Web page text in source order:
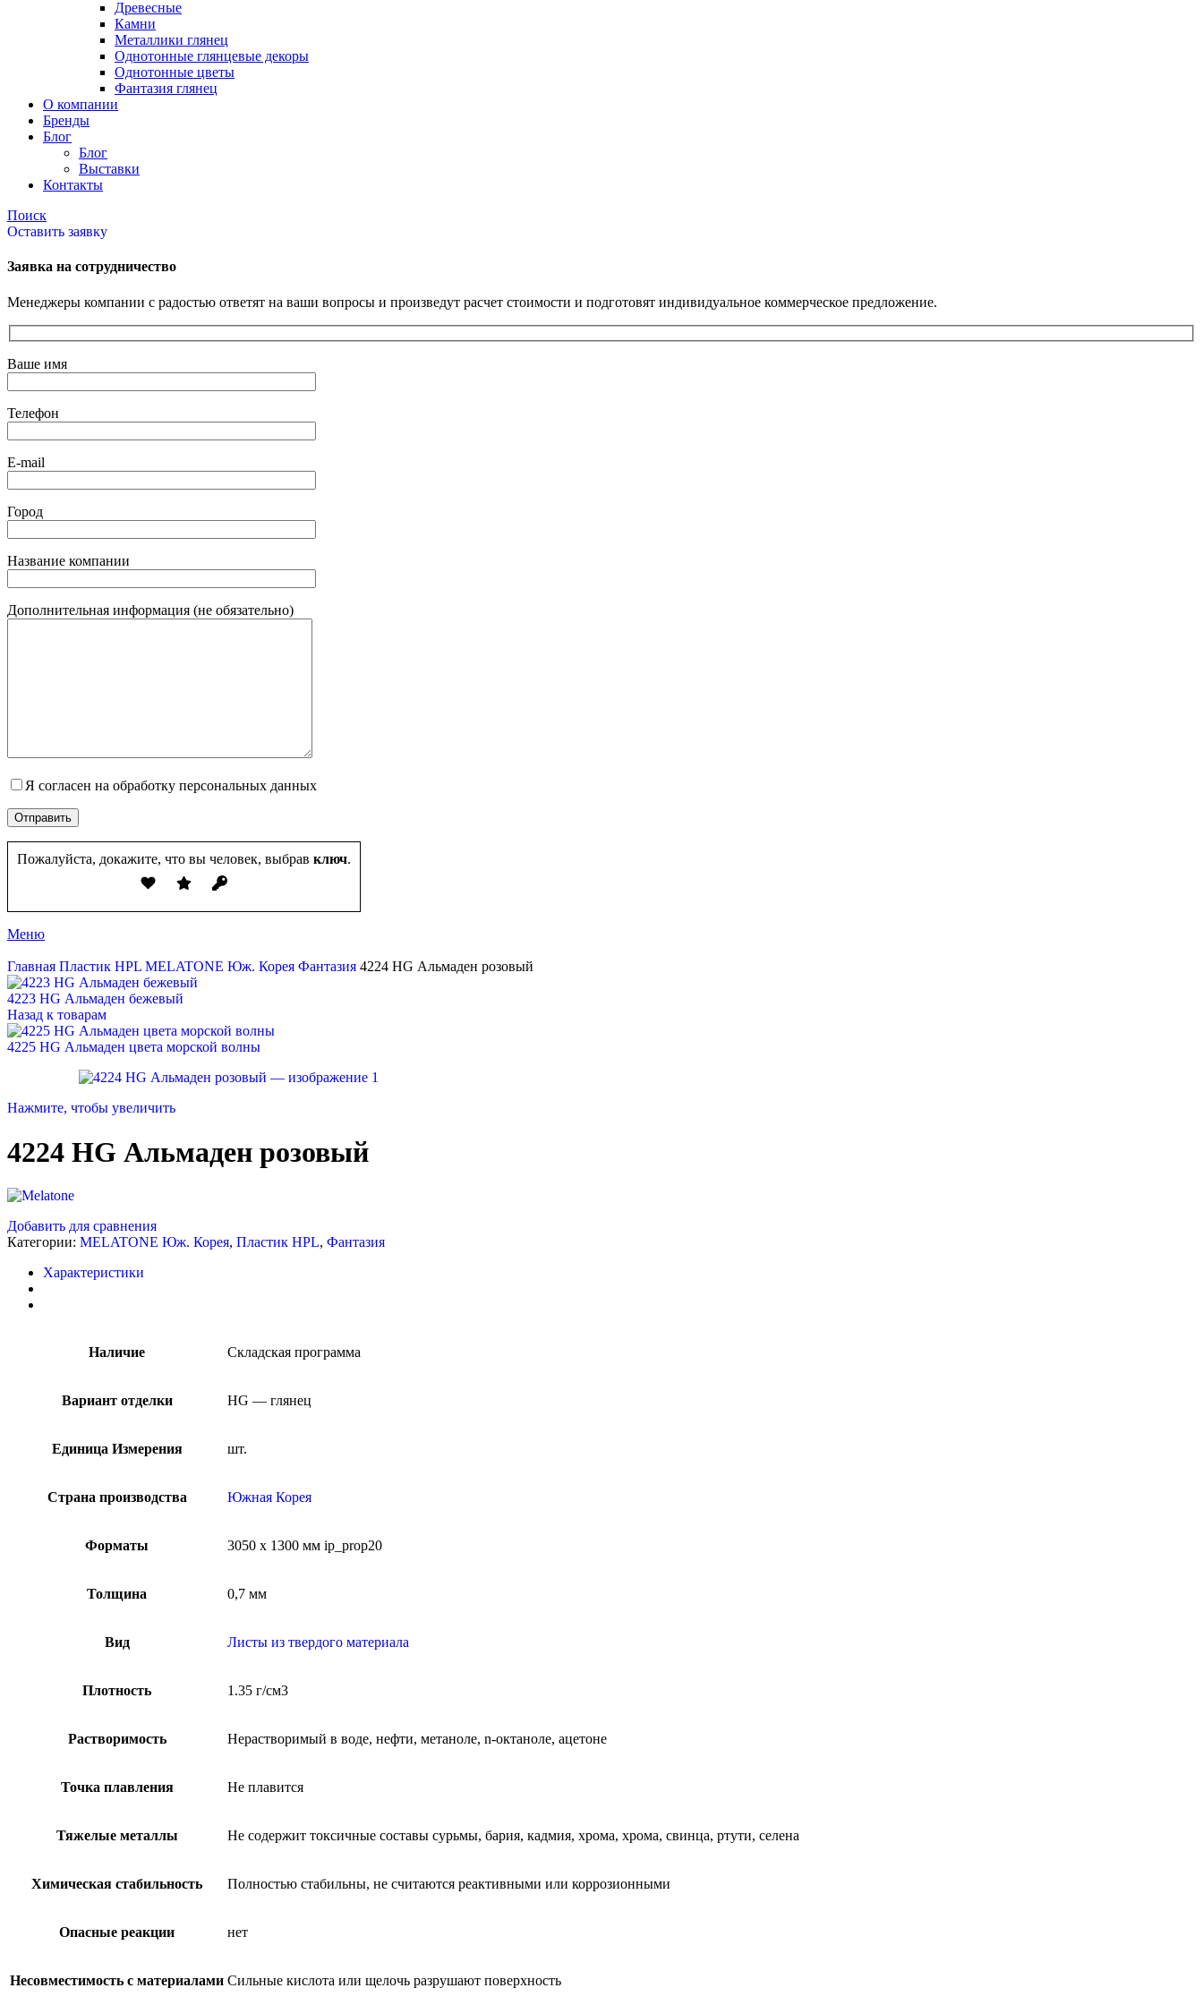
Древесные
Камни
Металлики глянец
Однотонные глянцевые декоры
Однотонные цветы
Фантазия глянец
О компании
Бренды
Блог
Блог
Выставки
Контакты
Поиск
Оставить заявку
Заявка на сотрудничество
Менеджеры компании с радостью ответят на ваши вопросы и произведут расчет стоимости и подготовят индивидуальное коммерческое предложение.
Ваше имя
Телефон
E-mail
Город
Название компании
Дополнительная информация (не обязательно)
Я согласен на обработку персональных данных
Пожалуйста, докажите, что вы человек, выбрав ключ.
Меню
Главная Пластик HPL MELATONE Юж. Корея Фантазия 4224 HG Альмаден розовый
4223 HG Альмаден бежевый
Назад к товарам
4225 HG Альмаден цвета морской волны
Нажмите, чтобы увеличить
4224 HG Альмаден розовый
Добавить для сравнения
Категории: MELATONE Юж. Корея, Пластик HPL, Фантазия
Характеристики
Наличие Складская программа
Вариант отделки HG — глянец
Единица Измерения шт.
Страна производства Южная Корея
Форматы 3050 x 1300 мм ip_prop20
Толщина 0,7 мм
Вид Листы из твердого материала
Плотность 1.35 г/см3
Растворимость Нерастворимый в воде, нефти, метаноле, n-октаноле, ацетоне
Точка плавления Не плавится
Тяжелые металлы Не содержит токсичные составы сурьмы, бария, кадмия, хрома, хрома, свинца, ртути, селена
Химическая стабильность Полностью стабильны, не считаются реактивными или коррозионными
Опасные реакции нет
Несовместимость с материалами Сильные кислота или щелочь разрушают поверхность